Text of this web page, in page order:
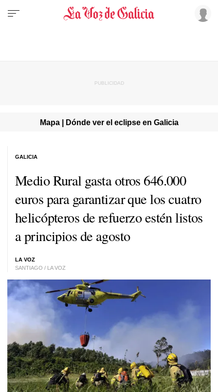
Mapa | Dónde ver el eclipse en Galicia
Medio Rural gasta otros 646.000
euros para garantizar que los cuatro
helicópteros de refuerzo estén listos
a principios de agosto
LA VOZ
SANTIAGO / LA VOZ
GALICIA